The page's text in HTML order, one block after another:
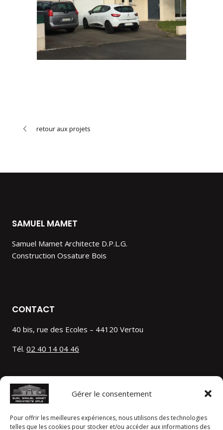
Gérer le consentement
Pour offrir les meilleures expériences, nous utilisons des technologies
telles que les cookies pour stocker et/ou accéder aux informations des
retour aux projets
SAMUEL MAMET
Samuel Mamet Architecte D.P.L.G.
Construction Ossature Bois
CONTACT
40 bis, rue des Ecoles – 44120 Vertou
Tél. 02 40 14 04 46
LIENS UTILES
A propos
Nos réalisations
La construction bois